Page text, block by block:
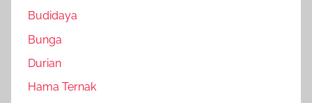
Budidaya
Bunga
Durian
Hama Ternak